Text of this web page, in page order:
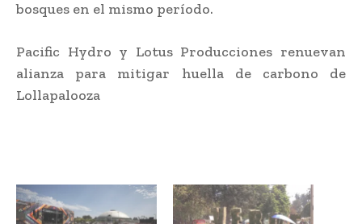
bosques en el mismo período.
Pacific Hydro y Lotus Producciones renuevan
alianza para mitigar huella de carbono de
Lollapalooza